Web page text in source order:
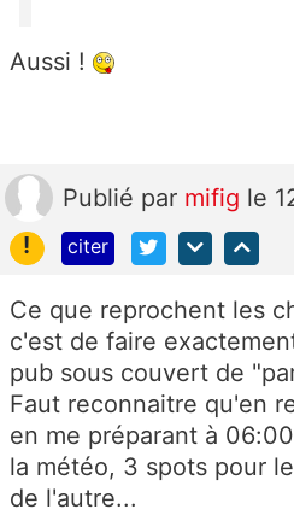
Aussi !
Publié par mifig le
!
citer
Ce que reprochent les
c'est de faire
pub sous couvert de
Faut reconnaitre qu'en
en me préparant à
la météo, 3 spots pour
de l'autre...